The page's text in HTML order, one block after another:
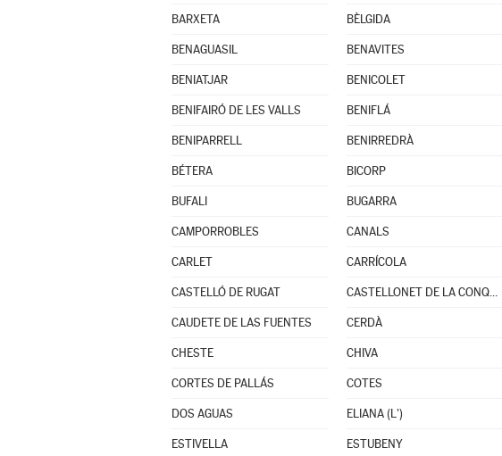
BARXETA BÈLGIDA
BENAGUASIL BENAVITES
BENIATJAR BENICOLET
BENIFAIRÓ DE LES VALLS BENIFLÁ
BENIPARRELL BENIRREDRÀ
BÉTERA BICORP
BUFALI BUGARRA
CAMPORROBLES CANALS
CARLET CARRÍCOLA
CASTELLÓ DE RUGAT CASTELLONET DE LA CONQUESTA
CAUDETE DE LAS FUENTES CERDÀ
CHESTE CHIVA
CORTES DE PALLÁS COTES
DOS AGUAS ELIANA (L')
ESTIVELLA ESTUBENY